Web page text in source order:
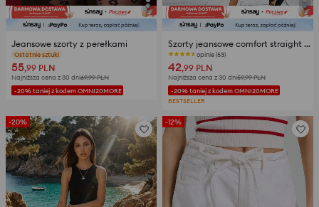
Jeansowe szorty z perełkami
opinie (63)
55,99 PLN
Najniższa cena z 30 dni69,99PLN
-20% taniej z kodem OMNI20MORE
Szorty jeansowe comfort straight z wysokim stanem
opinie (53)
42,99 PLN
Najniższa cena z 30 dni59,99PLN
-20% taniej z kodem OMNI20MORE
BESTSELLER
-20% -12%